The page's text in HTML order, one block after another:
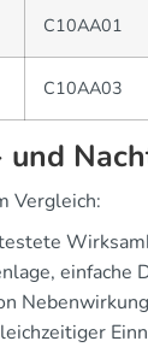
C10AA01
C10AA03
und
Vergleich:
einfache